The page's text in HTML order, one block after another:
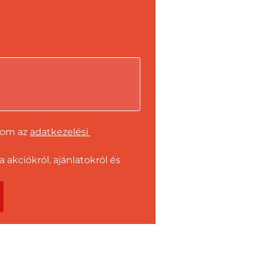
az adatkezelési
akciókról, ajánlatokról és